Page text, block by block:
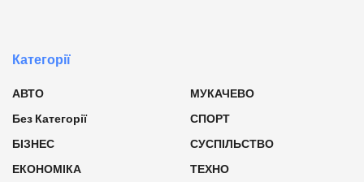
Категорії
АВТО
Без Категорії
БІЗНЕС
ЕКОНОМІКА
МУКАЧЕВО
СПОРТ
СУСПІЛЬСТВО
ТЕХНО